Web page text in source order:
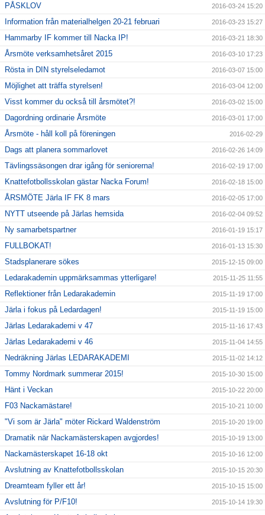
PÅSKLOV 2016-03-24 15:20
Information från materialhelgen 20-21 februari 2016-03-23 15:27
Hammarby IF kommer till Nacka IP! 2016-03-21 18:30
Årsmöte verksamhetsåret 2015 2016-03-10 17:23
Rösta in DIN styrelseledamot 2016-03-07 15:00
Möjlighet att träffa styrelsen! 2016-03-04 12:00
Visst kommer du också till årsmötet?! 2016-03-02 15:00
Dagordning ordinarie Årsmöte 2016-03-01 17:00
Årsmöte - håll koll på föreningen 2016-02-29
Dags att planera sommarlovet 2016-02-26 14:09
Tävlingssäsongen drar igång för seniorerna! 2016-02-19 17:00
Knattefotbollsskolan gästar Nacka Forum! 2016-02-18 15:00
ÅRSMÖTE Järla IF FK 8 mars 2016-02-05 17:00
NYTT utseende på Järlas hemsida 2016-02-04 09:52
Ny samarbetspartner 2016-01-19 15:17
FULLBOKAT! 2016-01-13 15:30
Stadsplanerare sökes 2015-12-15 09:00
Ledarakademin uppmärksammas ytterligare! 2015-11-25 11:55
Reflektioner från Ledarakademin 2015-11-19 17:00
Järla i fokus på Ledardagen! 2015-11-19 15:00
Järlas Ledarakademi v 47 2015-11-16 17:43
Järlas Ledarakademi v 46 2015-11-04 14:55
Nedräkning Järlas LEDARAKADEMI 2015-11-02 14:12
Tommy Nordmark summerar 2015! 2015-10-30 15:00
Hänt i Veckan 2015-10-22 20:00
F03 Nackamästare! 2015-10-21 10:00
"Vi som är Järla" möter Rickard Waldenström 2015-10-20 19:00
Dramatik när Nackamästerskapen avgjordes! 2015-10-19 13:00
Nackamästerskapet 16-18 okt 2015-10-16 12:00
Avslutning av Knattefotbollsskolan 2015-10-15 20:30
Dreamteam fyller ett år! 2015-10-15 15:00
Avslutning för P/F10! 2015-10-14 19:30